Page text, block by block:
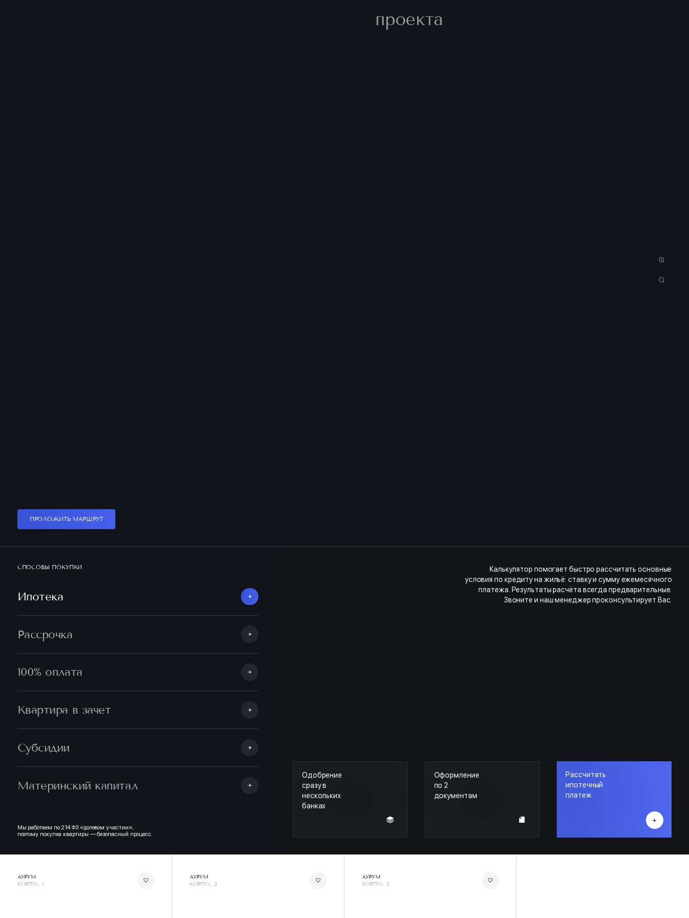
проекта
ПРОЛОЖИТЬ МАРШРУТ
СПОСОБЫ ПОКУПКИ
Ипотека
Рассрочка
100% оплата
Квартира в зачет
Субсидии
Материнский капитал
Мы работаем по 214 ФЗ «долевом участии»,
поэтому покупка квартиры — безопасный процесс.
Калькулятор помогает быстро рассчитать основные
условия по кредиту на жильё: ставку и сумму ежемесячного
платежа. Результаты расчёта всегда предварительные.
Звоните и наш менеджер проконсультирует Вас.
Одобрение
сразу в
нескольких
банках
Оформление
по 2
документам
Рассчитать
ипотечный
платеж
АУРУМ
КОРПУС 1
АУРУМ
КОРПУС 2
АУРУМ
КОРПУС 2